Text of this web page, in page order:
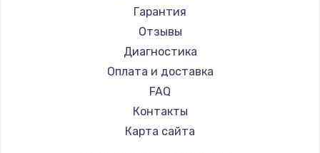
Гарантия
Отзывы
Диагностика
Оплата и доставка
FAQ
Контакты
Карта сайта